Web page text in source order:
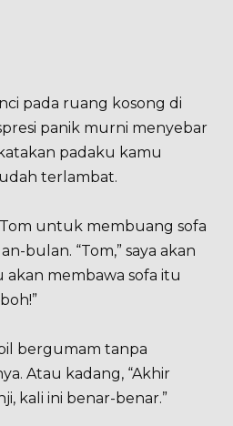
pada ruang kosong di
panik murni menyebar
padaku kamu
terlambat.
untuk membuang sofa
bulan. “Tom,” saya akan
akan membawa sofa itu
bergumam tanpa
Atau kadang, “Akhir
kali ini benar-benar.”